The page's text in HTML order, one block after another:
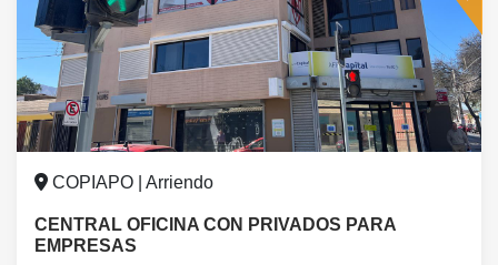
COPIAPO | Arriendo
CENTRAL OFICINA CON PRIVADOS PARA
EMPRESAS